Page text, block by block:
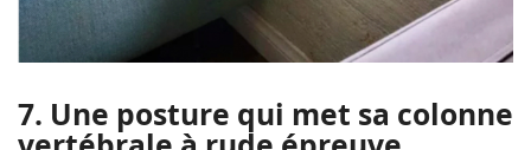
7. Une posture qui met sa colonne